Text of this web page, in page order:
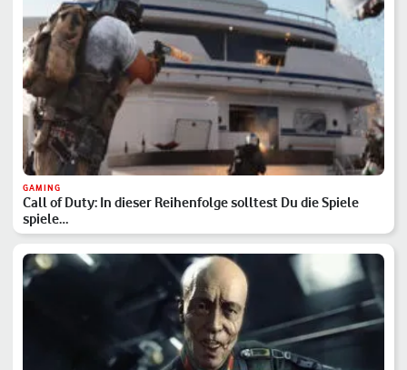
GAMING
Call of Duty: In dieser Reihenfolge solltest Du die Spiele
spiele…